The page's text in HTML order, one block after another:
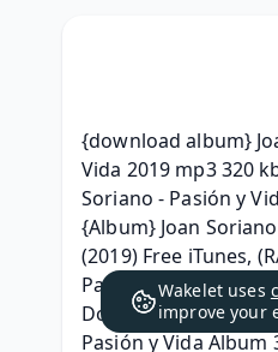
{download album}
Vida 2019 mp3 320
Soriano - Pasión y
{Album} Joan
(2019) Free iTunes,
Pasión y Vida Free
Download Full Album
Pasión y Vida Album
Wakelet uses
improve your